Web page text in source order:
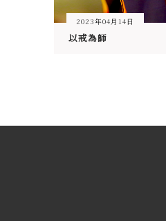
2023年04月14日
以戒為師